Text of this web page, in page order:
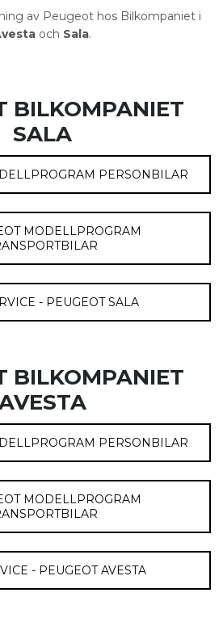
av Peugeot hos Bilkompaniet i
och Sala.
BILKOMPANIET
SALA
PERSONBILAR
MODELLPROGRAM
- PEUGEOT SALA
BILKOMPANIET
PERSONBILAR
MODELLPROGRAM
- PEUGEOT AVESTA